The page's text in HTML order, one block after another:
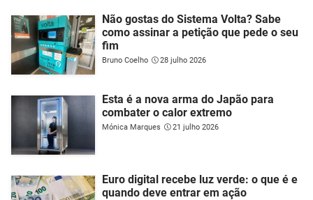
Não gostas do Sistema Volta? Sabe
como assinar a petição que pede o seu
fim
Bruno Coelho 28 julho 2026
Esta é a nova arma do Japão para
combater o calor extremo
Mónica Marques 21 julho 2026
Euro digital recebe luz verde: o que é e
quando deve entrar em ação